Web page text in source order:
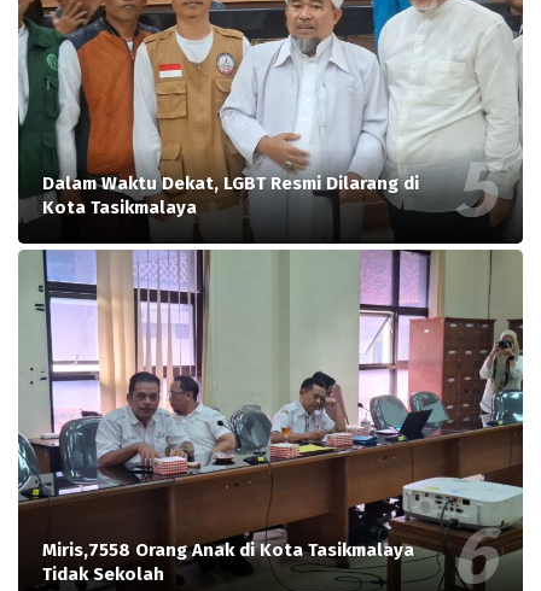
Dalam Waktu Dekat, LGBT Resmi Dilarang di
Kota Tasikmalaya
Miris,7558 Orang Anak di Kota Tasikmalaya
Tidak Sekolah